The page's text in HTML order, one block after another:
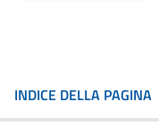
INDICE DELLA PAGINA